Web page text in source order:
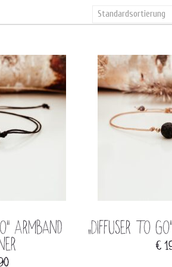
Standardsortierung
Armband
„Diffuser to
€